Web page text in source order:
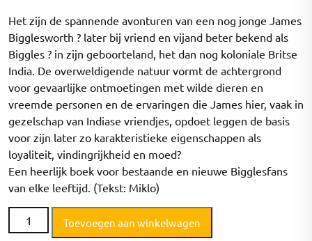
Het zijn de spannende avonturen van een nog jonge James
Bigglesworth ? later bij vriend en vijand beter bekend als
Biggles ? in zijn geboorteland, het dan nog koloniale Britse
India. De overweldigende natuur vormt de achtergrond
voor gevaarlijke ontmoetingen met wilde dieren en
vreemde personen en de ervaringen die James hier, vaak in
gezelschap van Indiase vriendjes, opdoet leggen de basis
voor zijn later zo karakteristieke eigenschappen als
loyaliteit, vindingrijkheid en moed?
Een heerlijk boek voor bestaande en nieuwe Bigglesfans
van elke leeftijd. (Tekst: Miklo)
Biggles
en
Toevoegen aan winkelwagen